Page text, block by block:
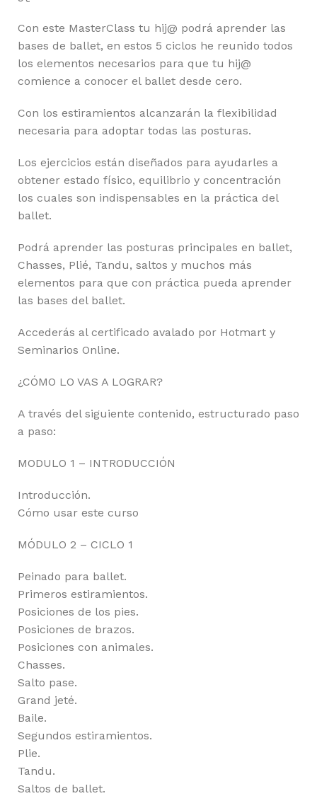
Con este MasterClass tu hij@ podrá aprender las
bases de ballet, en estos 5 ciclos he reunido todos
los elementos necesarios para que tu hij@
comience a conocer el ballet desde cero.
Con los estiramientos alcanzarán la flexibilidad
necesaria para adoptar todas las posturas.
Los ejercicios están diseñados para ayudarles a
obtener estado físico, equilibrio y concentración
los cuales son indispensables en la práctica del
ballet.
Podrá aprender las posturas principales en ballet,
Chasses, Plié, Tandu, saltos y muchos más
elementos para que con práctica pueda aprender
las bases del ballet.
Accederás al certificado avalado por Hotmart y
Seminarios Online.
¿CÓMO LO VAS A LOGRAR?
A través del siguiente contenido, estructurado paso
a paso:
MODULO 1 – INTRODUCCIÓN
Introducción.
Cómo usar este curso
MÓDULO 2 – CICLO 1
Peinado para ballet.
Primeros estiramientos.
Posiciones de los pies.
Posiciones de brazos.
Posiciones con animales.
Chasses.
Salto pase.
Grand jeté.
Baile.
Segundos estiramientos.
Plie.
Tandu.
Saltos de ballet.